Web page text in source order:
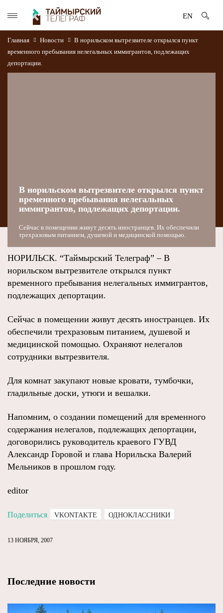
EN
Главная Новости
В норильском вытрезвителе открылся пункт
временного пребывания нелегальных иммигрантов, подлежащих
депортации.
В норильском вытрезвителе открылся пункт
временного пребывания нелегальных
иммигрантов, подлежащих депортации.
Сейчас в помещении живут десять иностранцев. Их обеспечили
трехразовым питанием, душевой и медицинской помощью.
НОРИЛЬСК. “Таймырский Телеграф” – В
норильском вытрезвителе открылся пункт
временного пребывания нелегальных иммигрантов,
подлежащих депортации.
Сейчас в помещении живут десять иностранцев. Их
обеспечили трехразовым питанием, душевой и
медицинской помощью. Охраняют нелегалов
сотрудники вытрезвителя.
Для комнат закупают новые кровати, тумбочки,
гладильные доски, утюги и вешалки.
Напомним, о создании помещений для временного
содержания нелегалов, подлежащих депортации,
договорились руководитель краевого ГУВД
Александр Горовой и глава Норильска Валерий
Мельников в прошлом году.
editor
Поделиться VKONTAKTE ОДНОКЛАССНИКИ
13 НОЯБРЯ, 2007
Последние новости